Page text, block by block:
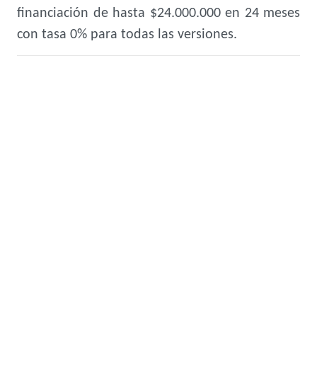
financiación de hasta $24.000.000 en 24 meses
con tasa 0% para todas las versiones.